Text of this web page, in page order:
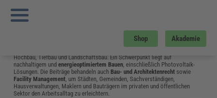
Shop Akademie
Sie sind hier:
Instandhaltung
Bau und Gebäudemanagement
Vom Neubau bis hin zum Umgang mit Bauschäden: Das Fachwissen aus dem
Hochbau, Tiefbau und Landschaftsbau. Ein Schwerpunkt liegt auf
nachhaltigem undenergieoptimiertem Bauen, einschließlich Photovoltaik-
Lösungen. Die Beiträge behandeln auch Bau- und Architektenrecht sowie
Facility Management, um Städten, Gemeinden, Sachverständigen,
Hausverwaltungen, Maklern und Bauträgern im privaten und öffentlichen
Sektor den Arbeitsalltag zu erleichtern.